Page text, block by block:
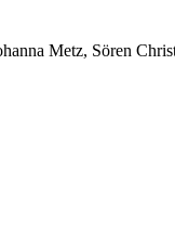
Metz, Sören